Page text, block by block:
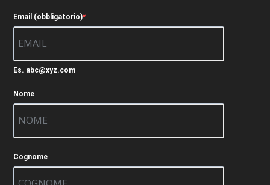
Email (obbligatorio)
Es. abc@xyz.com
Nome
Cognome